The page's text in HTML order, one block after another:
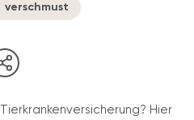
verschmust
Hier